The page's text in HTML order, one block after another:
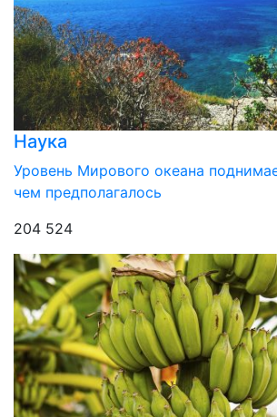
Наука
Уровень Мирового океана
чем предполагалось
204 524